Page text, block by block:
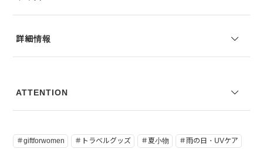
詳細情報
ATTENTION
＃giftforwomen ＃トラベルグッズ ＃夏小物 ＃雨の日・UVケア